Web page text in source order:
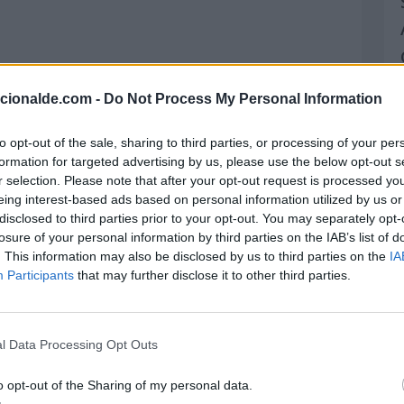
- Do Not Process My Personal Information
opt-out of the sale, sharing to third parties, or processing of your
for targeted advertising by us, please use the below opt-out
selection. Please note that after your opt-out request is processed
interest-based ads based on personal information utilized by us
to third parties prior to your opt-out. You may separately
of your personal information by third parties on the IAB’s list of
This information may also be disclosed by us to third parties on the
Participants that may further disclose it to other third parties.
Data Processing Opt Outs
opt-out of the Sharing of my personal data.
portuguesa y las culturas lusófonas. En
de la UNESCO decidió proclamar el
de la Lengua Portuguesa.
cultura y las tradiciones
lengua, no solo hay que pensar en la